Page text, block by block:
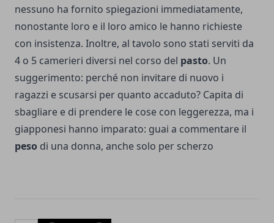
nessuno ha fornito spiegazioni immediatamente,
nonostante loro e il loro amico le hanno richieste
con insistenza. Inoltre, al tavolo sono stati serviti da
4 o 5 camerieri diversi nel corso del pasto. Un
suggerimento: perché non invitare di nuovo i
ragazzi e scusarsi per quanto accaduto? Capita di
sbagliare e di prendere le cose con leggerezza, ma i
giapponesi hanno imparato: guai a commentare il
peso di una donna, anche solo per scherzo